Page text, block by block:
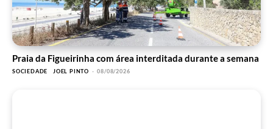
Praia da Figueirinha com área interditada durante a semana
SOCIEDADE JOEL PINTO - 08/08/2026